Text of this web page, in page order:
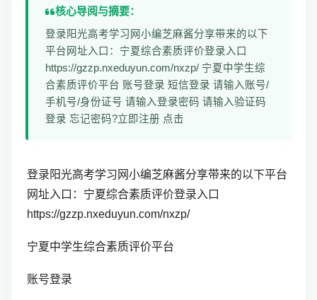
核心导阅与摘要：
登录阳光高考学习网小编芝麻酱分享带来的以下
平台网址入口：宁夏综合素质评价登录入口
https://gzzp.nxeduyun.com/nxzp/ 宁夏中学生综
合素质评价平台 账号登录 短信登录 请输入账号/
手机号/身份证号 请输入登录密码 请输入验证码
登录 忘记密码?立即注册 点击
登录阳光高考学习网小编芝麻酱分享带来的以下平台
网址入口： 宁夏综合素质评价登录入口
https://gzzp.nxeduyun.com/nxzp/
宁夏中学生综合素质评价平台
账号登录